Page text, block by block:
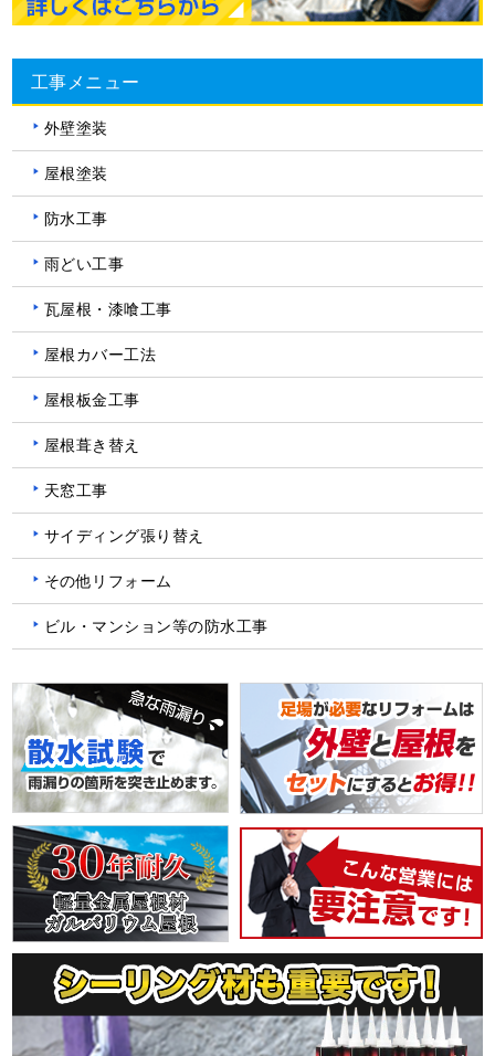
工事メニュー
外壁塗装
屋根塗装
防水工事
雨どい工事
瓦屋根・漆喰工事
屋根カバー工法
屋根板金工事
屋根葺き替え
天窓工事
サイディング張り替え
その他リフォーム
ビル・マンション等の防水工事